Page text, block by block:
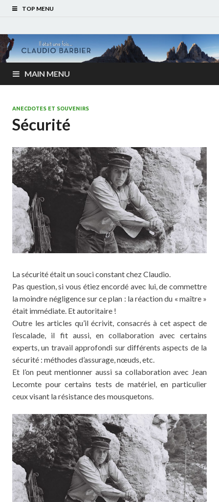
TOP MENU
MAIN MENU
ANECDOTES ET SOUVENIRS
Sécurité
La sécurité était un souci constant chez Claudio.
Pas question, si vous étiez encordé avec lui, de commettre
la moindre négligence sur ce plan : la réaction du « maître »
était immédiate. Et autoritaire !
Outre les articles qu’il écrivit, consacrés à cet aspect de
l’escalade, il fit aussi, en collaboration avec certains
experts, un travail approfondi sur différents aspects de la
sécurité : méthodes d’assurage, nœuds, etc.
Et l’on peut mentionner aussi sa collaboration avec Jean
Lecomte pour certains tests de matériel, en particulier
ceux visant la résistance des mousquetons.